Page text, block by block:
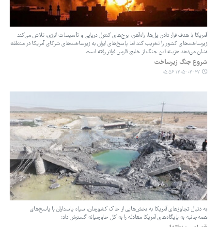
آمریکا با هدف قرار دادن پل‌ها، راه‌آهن، برج‌های کنترل دریایی و تأسیسات انرژی، تلاش می‌کند
زیرساخت‌های کشور را تخریب کند اما پاسخ‌های ایران به زیرساخت‌های شرکای آمریکا در منطقه
نشان می‌دهد هزینه این جنگ از خلیج ‌فارس فراتر رفته است
شروع جنگ زیرساخت
۱۴۰۵-۰۴-۲۷ ۰۵:۵۶
به دنبال تجاوزهای آمریکا به بخش‌هایی از خاک کشورمان، سپاه پاسداران با پاسخ‌های
همه‌جانبه به پایگاه‌های آمریکا معادله را به کل خاورمیانه گسترش داد؛